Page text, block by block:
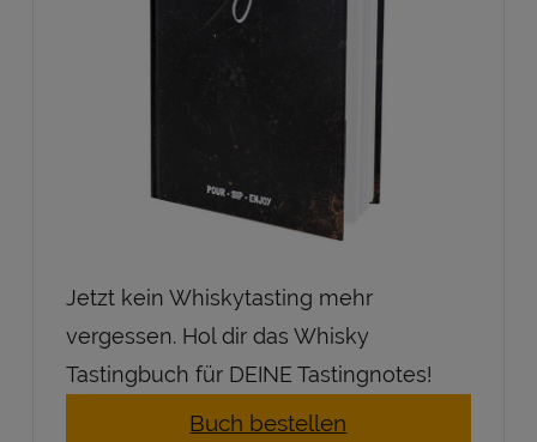
Jetzt kein Whiskytasting mehr
vergessen. Hol dir das Whisky
Tastingbuch für DEINE Tastingnotes!
Buch bestellen